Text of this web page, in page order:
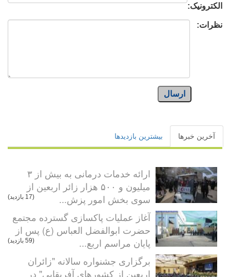
الکترونیک:
نظرات:
ارسال
آخرین خبرها بیشترین بازدیدها
ارائه خدمات درمانی به بیش از ۳
میلیون و ۵۰۰ هزار زائر اربعین از
سوی بخش امور پزش...
(17 بازدید)
آغاز عملیات پاکسازی گسترده مجتمع
حضرت ابوالفضل العباس (ع) پس از
پایان مراسم اربع...
(59 بازدید)
برگزاری جشنواره سالانه "زائران
اربعین از کشورهای آفریقایی" در